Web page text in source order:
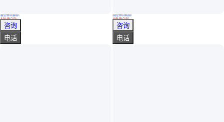
氧氯化锆石墨蒸发器 济晗 氧氯化锆盐酸溶液蒸发浓缩结晶设备 全自动
真实性已核验
￥67.80万/件
浙江杭州
咨询
电话
氧氯化锆蒸发结晶器 氧氯化锆连续浓缩设备 氧氯化锆蒸发结晶装置
真实性已核验
￥36 .80万/套
山东青岛
咨询
电话